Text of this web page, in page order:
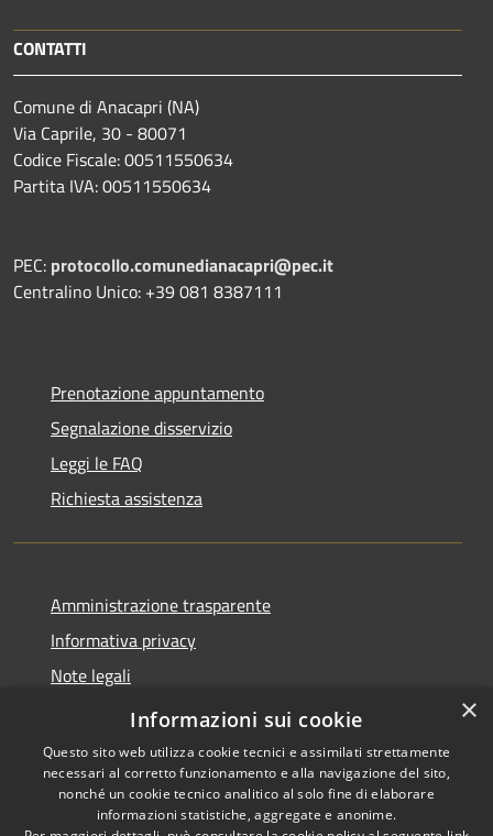
CONTATTI
Comune di Anacapri (NA)
Via Caprile, 30 - 80071
Codice Fiscale: 00511550634
Partita IVA: 00511550634
PEC: protocollo.comunedianacapri@pec.it
Centralino Unico: +39 081 8387111
Prenotazione appuntamento
Segnalazione disservizio
Leggi le FAQ
Richiesta assistenza
Amministrazione trasparente
Informativa privacy
Note legali
Dichiarazione di accessibilità
Copyright © 2026 • Comune di
×
Informazioni sui cookie
Questo sito web utilizza cookie tecnici e assimilati strettamente
necessari al corretto funzionamento e alla navigazione del sito,
nonché un cookie tecnico analitico al solo fine di elaborare
informazioni statistiche, aggregate e anonime.